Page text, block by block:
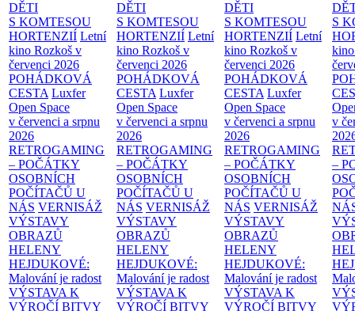
DĚTI
S KOMTESOU
HORTENZIÍ Letní
kino Rozkoš v
červenci 2026
POHÁDKOVÁ
CESTA Luxfer
Open Space
v červenci a srpnu
2026
RETROGAMING
– POČÁTKY
OSOBNÍCH
POČÍTAČŮ U
NÁS VERNISÁŽ
VÝSTAVY
OBRAZŮ
HELENY
HEJDUKOVÉ:
Malování je radost
VÝSTAVA K
VÝROČÍ BITVY
DĚTI
S KOMTESOU
HORTENZIÍ Letní
kino Rozkoš v
červenci 2026
POHÁDKOVÁ
CESTA Luxfer
Open Space
v červenci a srpnu
2026
RETROGAMING
– POČÁTKY
OSOBNÍCH
POČÍTAČŮ U
NÁS VERNISÁŽ
VÝSTAVY
OBRAZŮ
HELENY
HEJDUKOVÉ:
Malování je radost
VÝSTAVA K
VÝROČÍ BITVY
DĚTI
S KOMTESOU
HORTENZIÍ Letní
kino Rozkoš v
červenci 2026
POHÁDKOVÁ
CESTA Luxfer
Open Space
v červenci a srpnu
2026
RETROGAMING
– POČÁTKY
OSOBNÍCH
POČÍTAČŮ U
NÁS VERNISÁŽ
VÝSTAVY
OBRAZŮ
HELENY
HEJDUKOVÉ:
Malování je radost
VÝSTAVA K
VÝROČÍ BITVY
S
v
–